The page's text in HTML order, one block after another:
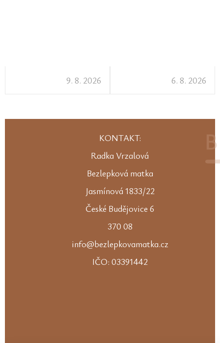
9. 8. 2026 6. 8. 2026
KONTAKT:
Radka Vrzalová
Bezlepková matka
Jasmínová 1833/22
České Budějovice 6
370 08
info@bezlepkovamatka.cz
IČO: 03391442